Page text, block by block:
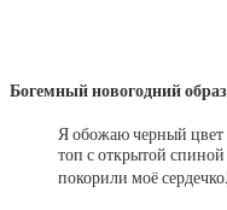
Богемный новогодний
Я обожаю черный
топ с открытой
покорили моё сердечко